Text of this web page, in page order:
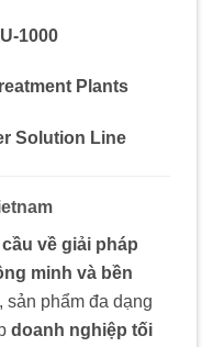
1000
Plants
Solution Line
về giải pháp
minh và bền
sản phẩm đa dạng
doanh nghiệp tối